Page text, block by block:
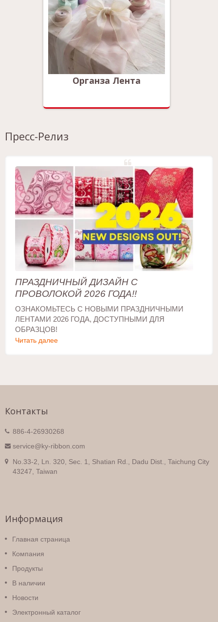
Органза Лента
Пресс-Релиз
ПРАЗДНИЧНЫЙ ДИЗАЙН С
ПРОВОЛОКОЙ 2026 ГОДА!!
ОЗНАКОМЬТЕСЬ С НОВЫМИ ПРАЗДНИЧНЫМИ
ЛЕНТАМИ 2026 ГОДА, ДОСТУПНЫМИ ДЛЯ
ОБРАЗЦОВ!
Читать далее
Контакты
886-4-26930268
service@ky-ribbon.com
No.33-2, Ln. 320, Sec. 1, Shatian Rd., Dadu Dist., Taichung City
43247, Taiwan
Информация
Главная страница
Компания
Продукты
В наличии
Новости
Электронный каталог